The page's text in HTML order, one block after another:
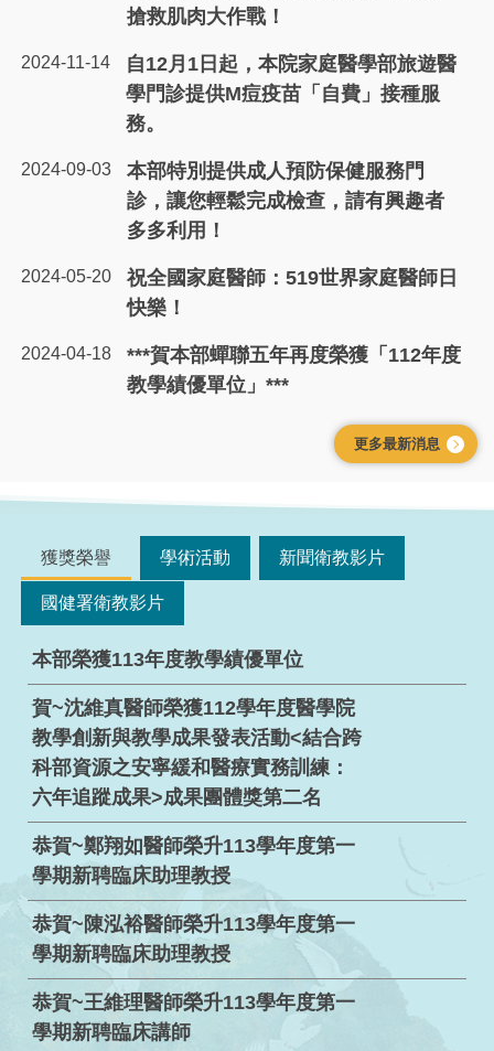
搶救肌肉大作戰！
2024-11-14
自12月1日起，本院家庭醫學部旅遊醫
學門診提供M痘疫苗「自費」接種服
務。
2024-09-03
本部特別提供成人預防保健服務門
診，讓您輕鬆完成檢查，請有興趣者
多多利用！
2024-05-20
祝全國家庭醫師：519世界家庭醫師日
快樂！
2024-04-18
***賀本部蟬聯五年再度榮獲「112年度
教學績優單位」***
更多最新消息
獲獎榮譽 學術活動 新聞衛教影片
國健署衛教影片
本部榮獲113年度教學績優單位
賀~沈維真醫師榮獲112學年度醫學院
教學創新與教學成果發表活動<結合跨
科部資源之安寧緩和醫療實務訓練：
六年追蹤成果>成果團體獎第二名
恭賀~鄭翔如醫師榮升113學年度第一
學期新聘臨床助理教授
恭賀~陳泓裕醫師榮升113學年度第一
學期新聘臨床助理教授
恭賀~王維理醫師榮升113學年度第一
學期新聘臨床講師